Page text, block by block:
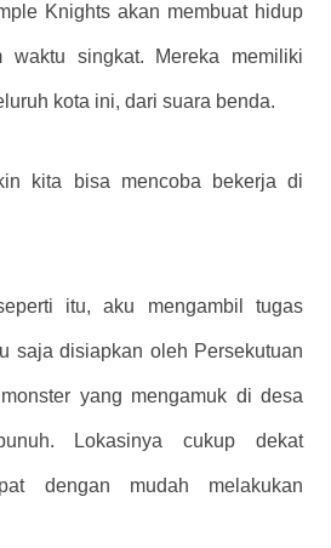
Knights akan membuat hidup
waktu singkat. Mereka memiliki
kota ini, dari suara benda.
kita bisa mencoba bekerja di
itu, aku mengambil tugas
saja disiapkan oleh Persekutuan
yang mengamuk di desa
Lokasinya cukup dekat
dengan mudah melakukan